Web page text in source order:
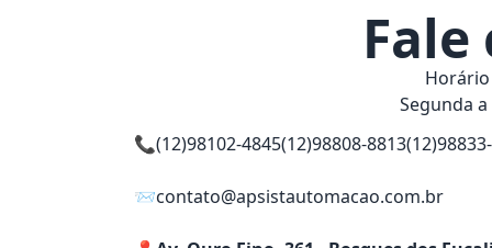
Fale
Segunda
📞(12)98102-4845(12)98808-8813
📨contato@apsistautomacao.com.br